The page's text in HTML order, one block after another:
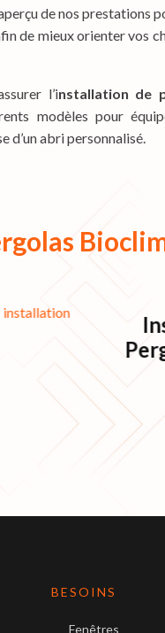
de nos prestations
de mieux orienter vos
l’installation de
modèles pour
d’un abri personnalisé.
BESOINS
Fenêtres